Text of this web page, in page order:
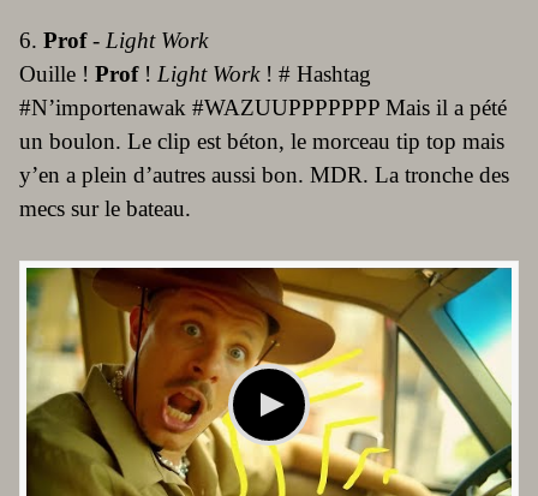
6. Prof- Light Work
Ouille ! Prof! Light Work! # Hashtag
#N’importenawak #WAZUUPPPPPPP Mais il a pété
un boulon. Le clip est béton, le morceau tip top mais
y’en a plein d’autres aussi bon. MDR. La tronche des
mecs sur le bateau.